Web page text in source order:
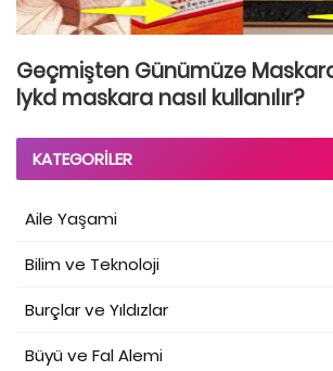
Geçmişten Günümüze
lykd maskara nasıl kullanılır?
KATEGORILER
Aile Yaşami
Bilim ve Teknoloji
Burçlar ve Yıldızlar
Büyü ve Fal Alemi